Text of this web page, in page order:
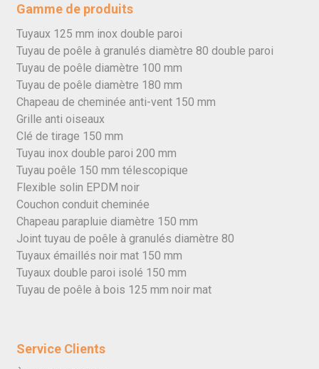
Gamme de produits
Tuyaux 125 mm inox double paroi
Tuyau de poêle à granulés diamètre 80 double paroi
Tuyau de poêle diamètre 100 mm
Tuyau de poêle diamètre 180 mm
Chapeau de cheminée anti-vent 150 mm
Grille anti oiseaux
Clé de tirage 150 mm
Tuyau inox double paroi 200 mm
Tuyau poêle 150 mm télescopique
Flexible solin EPDM noir
Couchon conduit cheminée
Chapeau parapluie diamètre 150 mm
Joint tuyau de poêle à granulés diamètre 80
Tuyaux émaillés noir mat 150 mm
Tuyaux double paroi isolé 150 mm
Tuyau de poêle à bois 125 mm noir mat
Service Clients